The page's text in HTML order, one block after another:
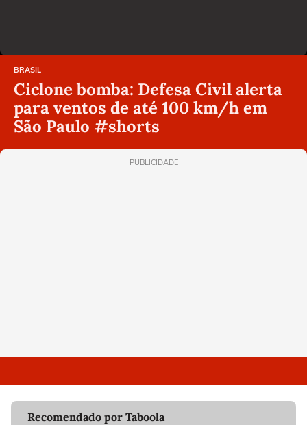
BRASIL
Ciclone bomba: Defesa Civil alerta
para ventos de até 100 km/h em
São Paulo #shorts
PUBLICIDADE
Recomendado por Taboola